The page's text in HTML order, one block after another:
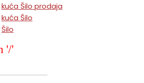
kuća Šilo prodaja
kuća Šilo
Šilo